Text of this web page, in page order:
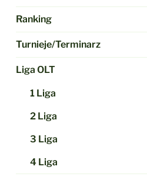
Ranking
Turnieje/Terminarz
Liga OLT
1 Liga
2 Liga
3 Liga
4 Liga